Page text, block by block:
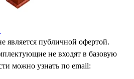
является публичной офертой.
не входят в базовую
можно узнать по email: